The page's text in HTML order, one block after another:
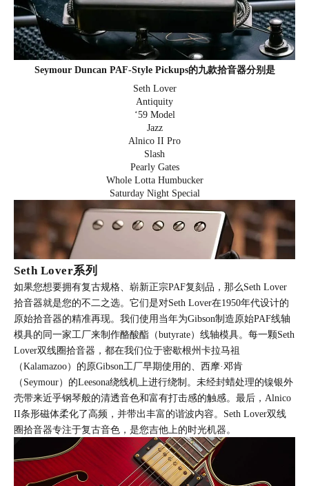
Seymour Duncan PAF-Style Pickups的九款拾音器分别是
Seth Lover
Antiquity
‘59 Model
Jazz
Alnico II Pro
Slash
Pearly Gates
Whole Lotta Humbucker
Saturday Night Special
Seth Lover系列
如果您想要拥有复古规格、崭新正宗PAF复刻品，那么Seth Lover
拾音器就是您的不二之选。它们是对Seth Lover在1950年代设计的
原始拾音器的精准再现。我们使用当年为Gibson制造原始PAF线轴
模具的同一家工厂来制作酪酸酯（butyrate）线轴模具。每一颗Seth
Lover双线圈拾音器，都在我们位于密歇根州卡拉马祖
（Kalamazoo）的原Gibson工厂早期使用的、西摩·邓肯
（Seymour）的Leesona绕线机上进行绕制。未经封蜡处理的镍银外
壳带来近乎钢琴般的清透音色和富有打击感的触感。最后，Alnico
II条形磁体柔化了高频，并带出丰富的谐波内容。 Seth Lover双线
圈拾音器专注于复古音色，是您吉他上的时光机器。